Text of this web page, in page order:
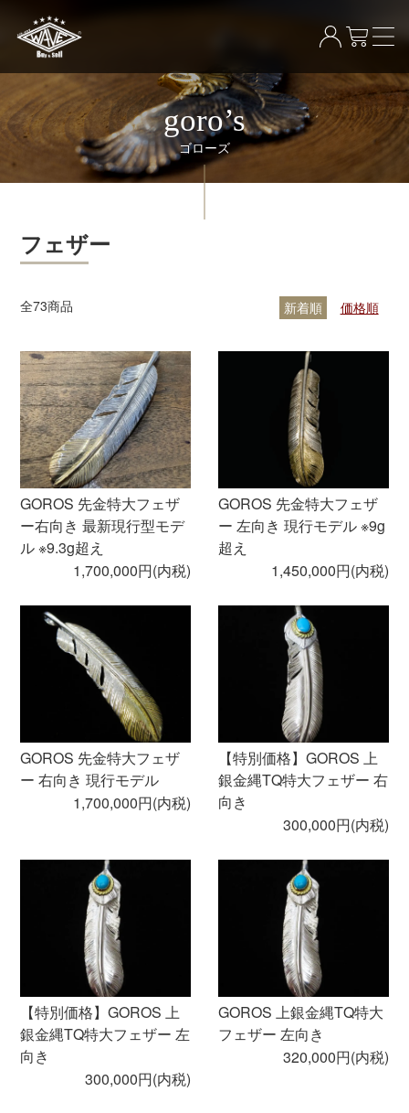
goro’s
ゴローズ
フェザー
全73商品 新着順 価格順
GOROS 先金特大フェザ
ー右向き 最新現行型モデ
ル ※9.3g超え
1,700,000円(内税)
GOROS 先金特大フェザ
ー 左向き 現行モデル ※9g
超え
1,450,000円(内税)
GOROS 先金特大フェザ
ー 右向き 現行モデル
1,700,000円(内税)
【特別価格】GOROS 上
銀金縄TQ特大フェザー 右
向き
300,000円(内税)
【特別価格】GOROS 上
銀金縄TQ特大フェザー 左
向き
300,000円(内税)
GOROS 上銀金縄TQ特大
フェザー 左向き
320,000円(内税)